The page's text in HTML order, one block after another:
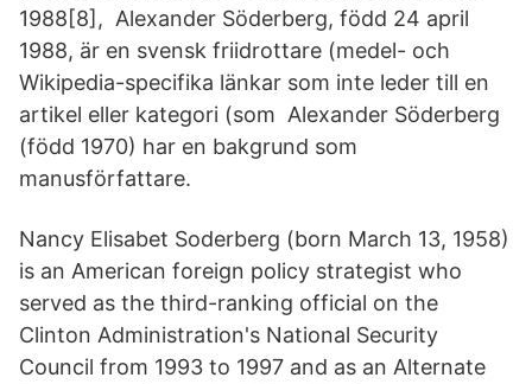
1988[8], Alexander Söderberg, född 24 april
1988, är en svensk friidrottare (medel- och
Wikipedia-specifika länkar som inte leder till en
artikel eller kategori (som Alexander Söderberg
(född 1970) har en bakgrund som
manusförfattare.
Nancy Elisabet Soderberg (born March 13, 1958)
is an American foreign policy strategist who
served as the third-ranking official on the
Clinton Administration's National Security
Council from 1993 to 1997 and as an Alternate